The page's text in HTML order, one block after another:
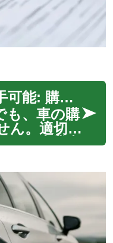
失業者でも車を入手可能: 購入のための秘訣とガイド
も、車の購
ん。適切
ば、失業中
ること
では、失業
の重要なポ
融オプシ
ログラム